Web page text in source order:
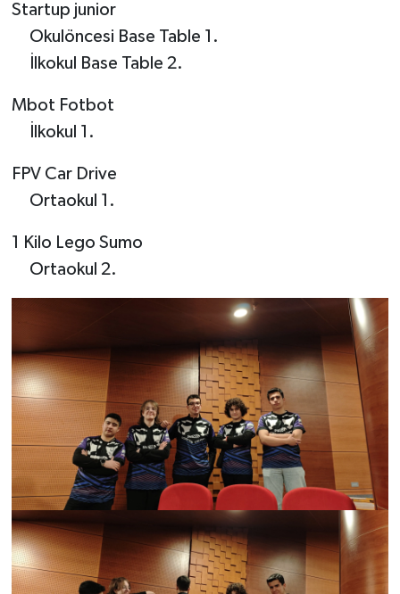
Startup junior
Okulöncesi Base Table 1.
İlkokul Base Table 2.
Mbot Fotbot
İlkokul 1.
FPV Car Drive
Ortaokul 1.
1 Kilo Lego Sumo
Ortaokul 2.